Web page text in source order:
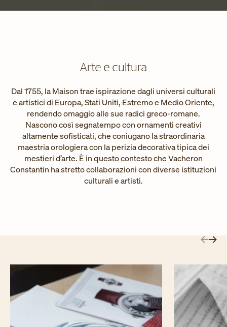
Arte e cultura
Dal 1755, la Maison trae ispirazione dagli universi culturali
e artistici di Europa, Stati Uniti, Estremo e Medio Oriente,
rendendo omaggio alle sue radici greco-romane.
Nascono così segnatempo con ornamenti creativi
altamente sofisticati, che coniugano la straordinaria
maestria orologiera con la perizia decorativa tipica dei
mestieri d’arte. È in questo contesto che Vacheron
Constantin ha stretto collaborazioni con diverse istituzioni
culturali e artisti.